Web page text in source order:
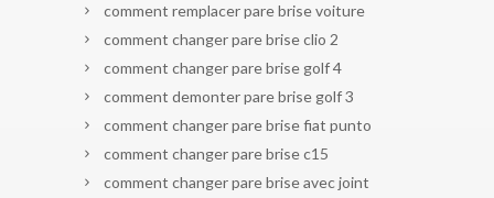
comment remplacer pare brise voiture
comment changer pare brise clio 2
comment changer pare brise golf 4
comment demonter pare brise golf 3
comment changer pare brise fiat punto
comment changer pare brise c15
comment changer pare brise avec joint